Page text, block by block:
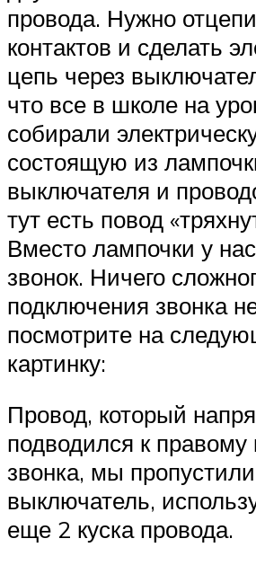
провода. Нужно
контактов и сделать
цепь через
что все в школе на
собирали
состоящую из
выключателя и
тут есть повод
Вместо лампочки у
звонок. Ничего
подключения звонка
посмотрите на
картинку:
Провод, который
подводился к правому
звонка, мы
выключатель,
еще 2 куска провода.